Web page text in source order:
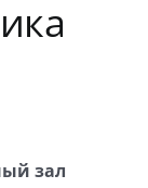
зал